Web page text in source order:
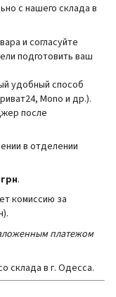
с нашего склада в
и согласуйте
подготовить ваш
удобный способ
Mono и др.).
после
в отделении
.
комиссию за
платежом
склада в г. Одесса.